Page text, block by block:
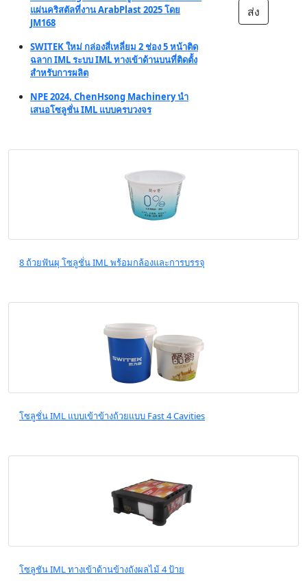
แผ่นคริสตัลที่งาน ArabPlast 2025 โดย
JM168
SWITEK ใหม่ กล่องสี่เหลี่ยม 2 ช่อง 5 หน้าติด
ฉลาก IML ระบบ IML ทางเข้าด้านบนที่ติดตั้ง
สำหรับการผลิต
NPE 2024, ChenHsong Machinery นำ
เสนอโซลูชั่น IML แบบครบวงจร
ส่ง
8 ถ้วยฟันผุ โซลูชั่น IML พร้อมกล้องและการบรรจุ
โซลูชั่น IML แบบเข้าข้างถ้วยแบบ Fast 4 Cavities
โซลูชัน IML ทางเข้าด้านข้างถังผลไม้ 4 ป้าย